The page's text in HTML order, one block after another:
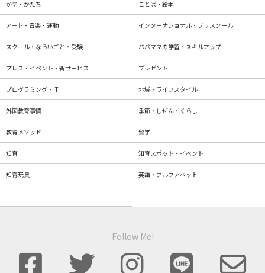
かず・かたち ことば・絵本
アート・音楽・運動 インターナショナル・プリスクール
スクール・ならいごと・受験 パパママの学習・スキルアップ
プレス・イベント・新サービス プレゼント
プログラミング・IT 地域・ライフスタイル
外国教育事情 季節・しぜん・くらし
教育メソッド 留学
知育 知育スポット・イベント
知育玩具 英語・アルファベット
Follow Me!